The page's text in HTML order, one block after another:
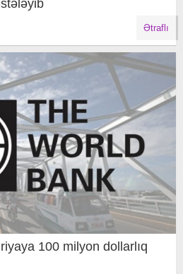
Ətraflı
100 milyon dollarlıq